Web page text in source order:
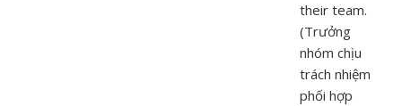
their team.
(Trưởng
nhóm chịu
trách nhiệm
phối hợp